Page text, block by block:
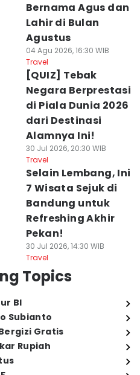
Bernama Agus dan
Lahir di Bulan
Agustus
04 Agu 2026, 16:30 WIB
Travel
[QUIZ] Tebak
Negara Berprestasi
di Piala Dunia 2026
dari Destinasi
Alamnya Ini!
30 Jul 2026, 20:30 WIB
Travel
Selain Lembang, Ini
7 Wisata Sejuk di
Bandung untuk
Refreshing Akhir
Pekan!
30 Jul 2026, 14:30 WIB
Travel
Topics
BI
Subianto
Gratis
Rupiah